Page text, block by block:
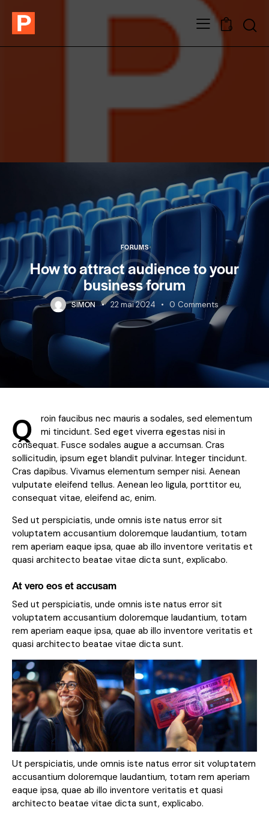
0
FORUMS
How to attract audience to your
business forum
SIMON 22 mai 2024 0 Comments
Q
roin faucibus nec mauris a sodales, sed elementum
mi tincidunt. Sed eget viverra egestas nisi in
consequat. Fusce sodales augue a accumsan. Cras
sollicitudin, ipsum eget blandit pulvinar. Integer tincidunt.
Cras dapibus. Vivamus elementum semper nisi. Aenean
vulputate eleifend tellus. Aenean leo ligula, porttitor eu,
consequat vitae, eleifend ac, enim.
Sed ut perspiciatis, unde omnis iste natus error sit
voluptatem accusantium doloremque laudantium, totam
rem aperiam eaque ipsa, quae ab illo inventore veritatis et
quasi architecto beatae vitae dicta sunt, explicabo.
At vero eos et accusam
Sed ut perspiciatis, unde omnis iste natus error sit
voluptatem accusantium doloremque laudantium, totam
rem aperiam eaque ipsa, quae ab illo inventore veritatis et
quasi architecto beatae vitae dicta sunt.
Ut perspiciatis, unde omnis iste natus error sit voluptatem
accusantium doloremque laudantium, totam rem aperiam
eaque ipsa, quae ab illo inventore veritatis et quasi
architecto beatae vitae dicta sunt, explicabo.